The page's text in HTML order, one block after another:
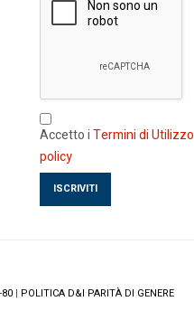
Accetto iTermini di Utilizzo
policy
| POLITICA D&I PARITÀ DI GENERE